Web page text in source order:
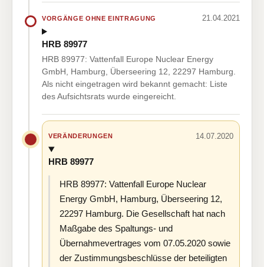
VORGÄNGE OHNE EINTRAGUNG 21.04.2021
HRB 89977
HRB 89977: Vattenfall Europe Nuclear Energy
GmbH, Hamburg, Überseering 12, 22297 Hamburg.
Als nicht eingetragen wird bekannt gemacht: Liste
des Aufsichtsrats wurde eingereicht.
VERÄNDERUNGEN 14.07.2020
HRB 89977
HRB 89977: Vattenfall Europe Nuclear
Energy GmbH, Hamburg, Überseering 12,
22297 Hamburg. Die Gesellschaft hat nach
Maßgabe des Spaltungs- und
Übernahmevertrages vom 07.05.2020 sowie
der Zustimmungsbeschlüsse der beteiligten